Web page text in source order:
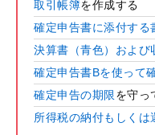
取引帳簿を作成する
確定申告書に添付する
決算書（青色）および
確定申告書Bを使って
確定申告の期限を守っ
所得税の納付もしくは